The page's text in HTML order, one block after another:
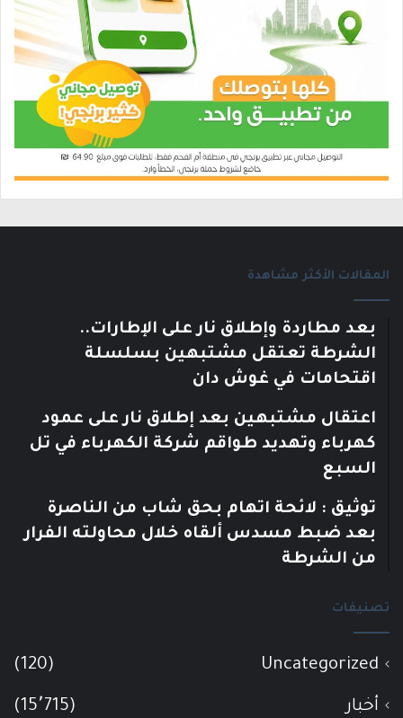
المقالات الأكثر مشاهدة
بعد مطاردة وإطلاق نار على الإطارات..
الشرطة تعتقل مشتبهين بسلسلة
اقتحامات في غوش دان
اعتقال مشتبهين بعد إطلاق نار على عمود
كهرباء وتهديد طواقم شركة الكهرباء في تل
السبع
توثيق : لائحة اتهام بحق شاب من الناصرة
بعد ضبط مسدس ألقاه خلال محاولته الفرار
من الشرطة
تصنيفات
Uncategorized
(120)
أخبار (15٬715)